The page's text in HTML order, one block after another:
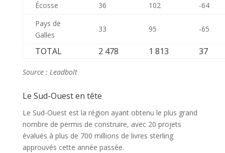
Écosse 36 102
-64
Pays de
Galles
33 95 -65
TOTAL 2 478 1 813 37
Source : Leadbolt
Le Sud-Ouest en tête
Le Sud-Ouest est la région ayant obtenu le plus grand
nombre de permis de construire, avec 20 projets
évalués à plus de 700 millions de livres sterling
approuvés cette année passée.